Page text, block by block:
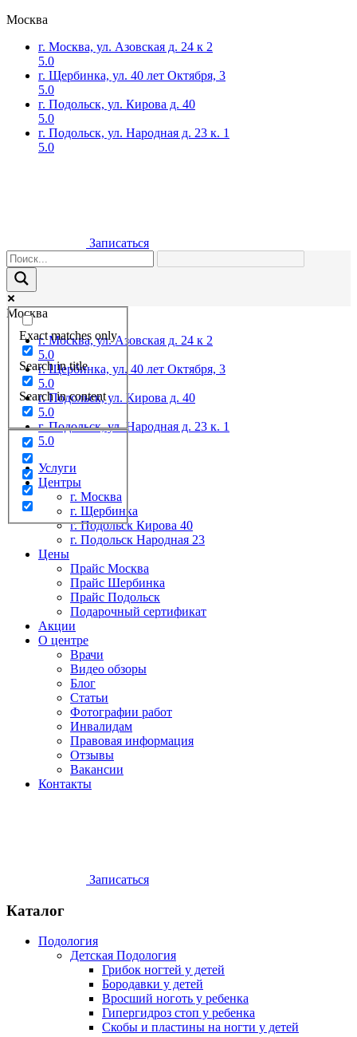
Москва
г. Москва, ул. Азовская д. 24 к 2
5.0
г. Щербинка, ул. 40 лет Октября, 3
5.0
г. Подольск, ул. Кирова д. 40
5.0
г. Подольск, ул. Народная д. 23 к. 1
5.0
Записаться
Exact matches only
Search in title
Search in content
Москва
г. Москва, ул. Азовская д. 24 к 2
5.0
г. Щербинка, ул. 40 лет Октября, 3
5.0
г. Подольск, ул. Кирова д. 40
5.0
г. Подольск, ул. Народная д. 23 к. 1
5.0
Услуги
Центры
г. Москва
г. Щербинка
г. Подольск Кирова 40
г. Подольск Народная 23
Цены
Прайс Москва
Прайс Шербинка
Прайс Подольск
Подарочный сертификат
Акции
О центре
Врачи
Видео обзоры
Блог
Статьи
Фотографии работ
Инвалидам
Правовая информация
Отзывы
Вакансии
Контакты
Записаться
Каталог
Подология
Детская Подология
Грибок ногтей у детей
Бородавки у детей
Вросший ноготь у ребенка
Гипергидроз стоп у ребенка
Скобы и пластины на ногти у детей